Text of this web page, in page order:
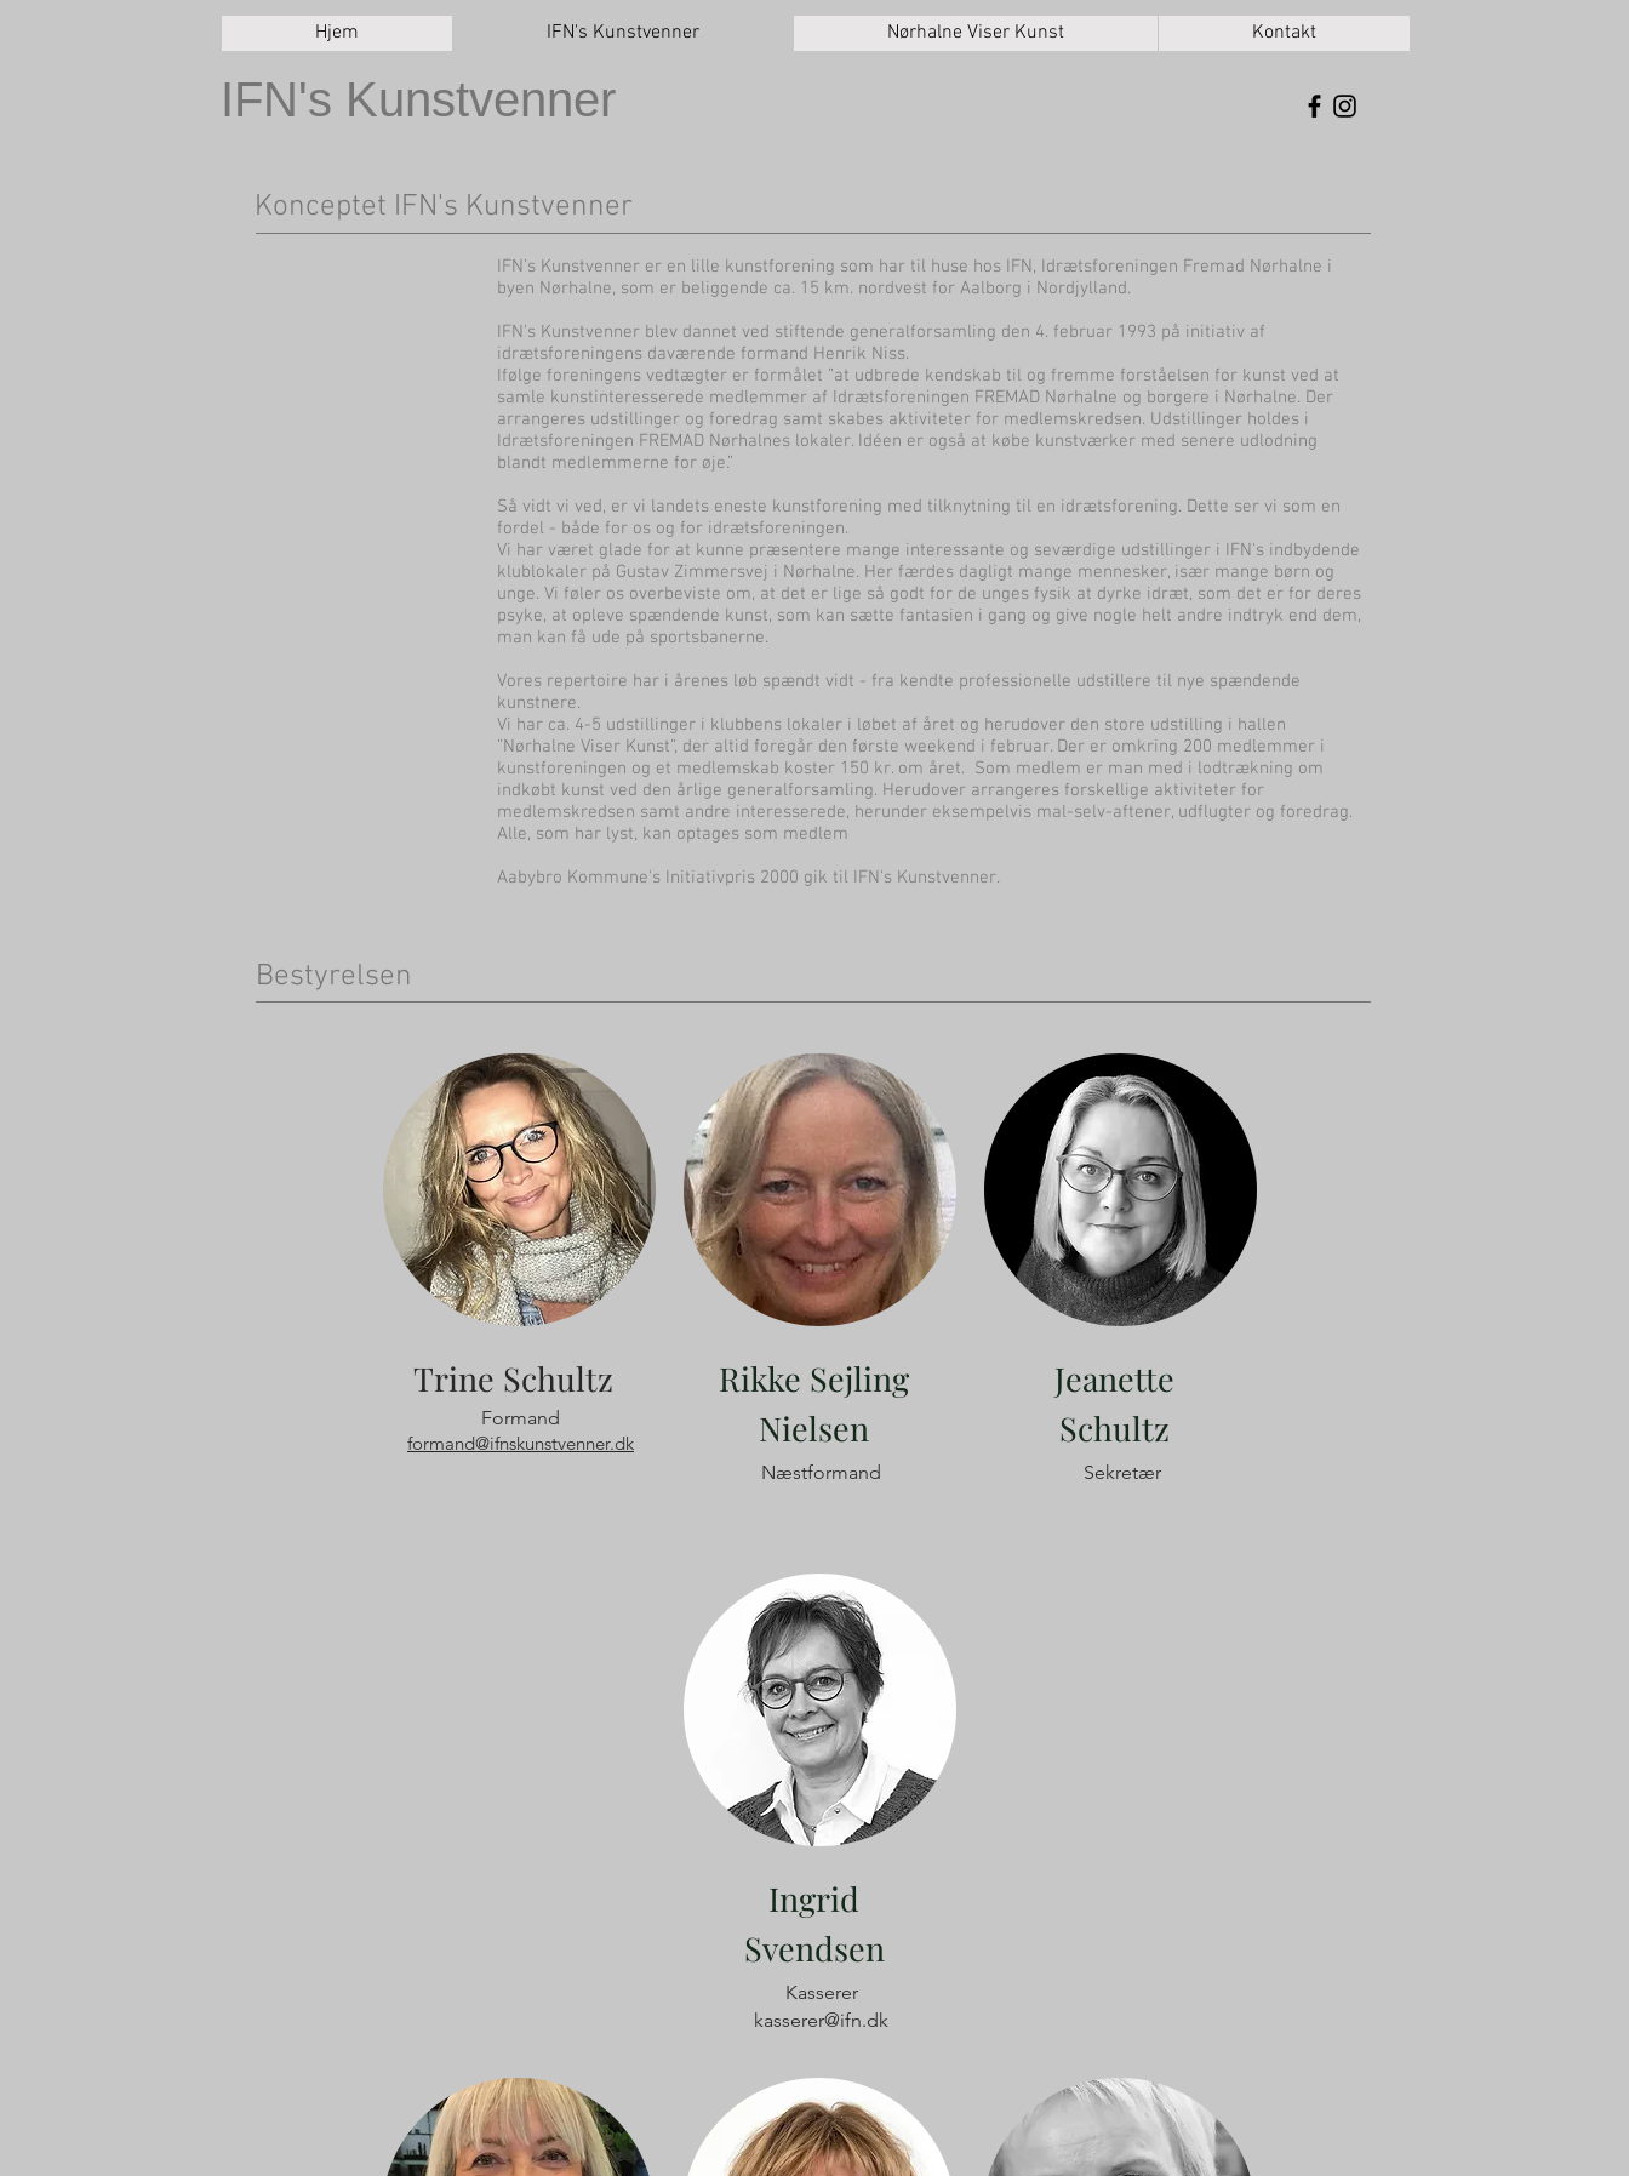
Hjem IFN's Kunstvenner Nørhalne Viser Kunst Kontakt
IFN's Kunstvenner
Konceptet IFN's Kunstvenner
IFN’s Kunstvenner er en lille kunstforening som har til huse hos IFN, Idrætsforeningen Fremad Nørhalne i
byen Nørhalne, som er beliggende ca. 15 km. nordvest for Aalborg i Nordjylland.
IFN's Kunstvenner blev dannet ved stiftende generalforsamling den 4. februar 1993 på initiativ af
idrætsforeningens daværende formand Henrik Niss.
Ifølge foreningens vedtægter er formålet ”at udbrede kendskab til og fremme forståelsen for kunst ved at
samle kunstinteresserede medlemmer af Idrætsforeningen FREMAD Nørhalne og borgere i Nørhalne. Der
arrangeres udstillinger og foredrag samt skabes aktiviteter for medlemskredsen. Udstillinger holdes i
Idrætsforeningen FREMAD Nørhalnes lokaler. Idéen er også at købe kunstværker med senere udlodning
blandt medlemmerne for øje.”
Så vidt vi ved, er vi landets eneste kunstforening med tilknytning til en idrætsforening. Dette ser vi som en
fordel - både for os og for idrætsforeningen.
Vi har været glade for at kunne præsentere mange interessante og seværdige udstillinger i IFN's indbydende
klublokaler på Gustav Zimmersvej i Nørhalne. Her færdes dagligt mange mennesker, især mange børn og
unge. Vi føler os overbeviste om, at det er lige så godt for de unges fysik at dyrke idræt, som det er for deres
psyke, at opleve spændende kunst, som kan sætte fantasien i gang og give nogle helt andre indtryk end dem,
man kan få ude på sportsbanerne.
Vores repertoire har i årenes løb spændt vidt - fra kendte professionelle udstillere til nye spændende
kunstnere.
Vi har ca. 4-5 udstillinger i klubbens lokaler i løbet af året og herudover den store udstilling i hallen
”Nørhalne Viser Kunst”, der altid foregår den første weekend i februar. Der er omkring 200 medlemmer i
kunstforeningen og et medlemskab koster 150 kr. om året. Som medlem er man med i lodtrækning om
indkøbt kunst ved den årlige generalforsamling. Herudover arrangeres forskellige aktiviteter for
medlemskredsen samt andre interesserede, herunder eksempelvis mal-selv-aftener, udflugter og foredrag.
Alle, som har lyst, kan optages som medlem
Aabybro Kommune's Initiativpris 2000 gik til IFN's Kunstvenner.
Bestyrelsen
Trine Schultz
Formand
formand@ifnskunstvenner.dk
Rikke Sejling
Nielsen
Næstformand
Jeanette
Schultz
Sekretær
Ingrid
Svendsen
Kasserer
kasserer@ifn.dk